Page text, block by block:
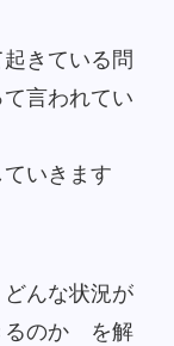
きている問
言われてい
いきます
んな状況が
るのか を解